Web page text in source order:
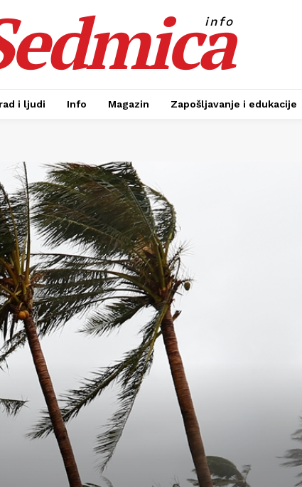
info
i ljudi Info Magazin Zapošljavanje i edukacije